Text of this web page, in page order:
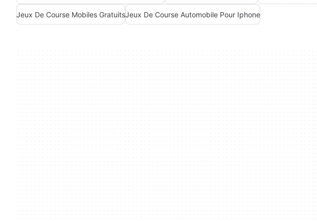
Jeux De Course Mobiles GratuitsJeux De Course Automobile Pour Iphone